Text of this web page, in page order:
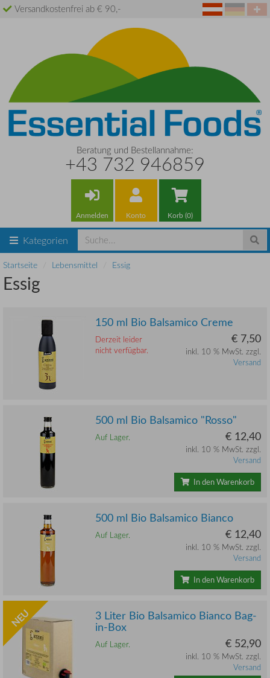
Versandkostenfrei ab € 90,-
Beratung und Bestellannahme:
+43 732 946859
Anmelden Konto Korb (0)
Kategorien
Startseite Lebensmittel Essig
Essig
150 ml Bio Balsamico Creme
Derzeit leider
nicht verfügbar.
€ 7,50
inkl. 10 % MwSt. zzgl.
Versand
500 ml Bio Balsamico "Rosso"
Auf Lager. € 12,40
inkl. 10 % MwSt. zzgl.
Versand
In den Warenkorb
500 ml Bio Balsamico Bianco
Auf Lager. € 12,40
inkl. 10 % MwSt. zzgl.
Versand
In den Warenkorb
NEU 3 Liter Bio Balsamico Bianco Bag-
in-Box
Auf Lager. € 52,90
inkl. 10 % MwSt. zzgl.
Versand